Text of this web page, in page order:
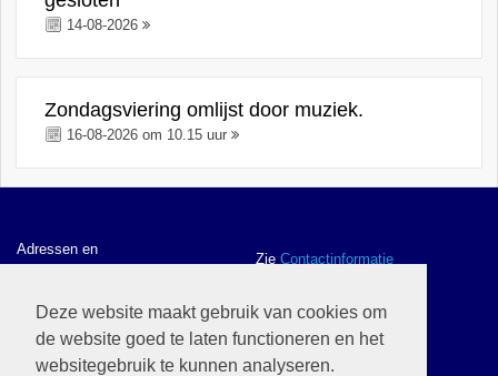
Deze website maakt gebruik van cookies om
de website goed te laten functioneren en het
websitegebruik te kunnen analyseren.
14-08-2026
Zondagsviering omlijst door muziek.
16-08-2026 om 10.15 uur
Adressen en
contactgegevens
Zie Contactinformatie
ANBI gegevens en
ZieANBI